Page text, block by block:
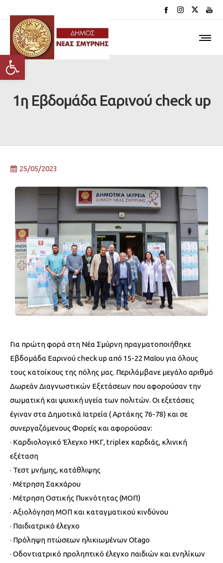
Ανοίξτε τη γραμμή εργαλείων
1η Εβδομάδα Εαρινού check up
25/05/2023
Για πρώτη φορά στη Νέα Σμύρνη πραγματοποιήθηκε
Εβδομάδα Εαρινού check up από 15-22 Μαΐου για όλους
τους κατοίκους της πόλης μας. Περιλάμβανε μεγάλο αριθμό
Δωρεάν Διαγνωστικών Εξετάσεων που αφορούσαν την
σωματική και ψυχική υγεία των πολιτών. Οι εξετάσεις
έγιναν στα Δημοτικά Ιατρεία ( Αρτάκης 76-78) και σε
συνεργαζόμενους Φορείς και αφορούσαν:
· Καρδιολογικό Έλεγχο HKΓ, triplex καρδιάς, κλινική
εξέταση
· Τεστ μνήμης, κατάθλιψης
· Μέτρηση Σακχάρου
· Μέτρηση Οστικής Πυκνότητας (ΜΟΠ)
· Αξιολόγηση ΜΟΠ και καταγματικού κινδύνου
· Παιδιατρικό έλεγχο
· Πρόληψη πτώσεων ηλικιωμένων Otago
· Οδοντιατρικό προληπτικό έλεγχο παιδιών και ενηλίκων